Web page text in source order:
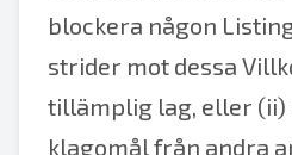
blockera någon
strider mot dessa
tillämplig lag, eller (ii)
klagomål från andra